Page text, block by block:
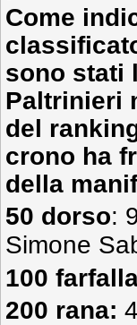
Come
sono stati
Paltrinieri
del
crono ha
della
50 dorso:
Simone
100
200 rana: